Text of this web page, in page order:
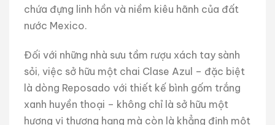
chứa đựng linh hồn và niềm kiêu hãnh của đất
nước Mexico.
Đối với những nhà sưu tầm rượu xách tay sành
sỏi, việc sở hữu một chai Clase Azul – đặc biệt
là dòng Reposado với thiết kế bình gốm trắng
xanh huyền thoại – không chỉ là sở hữu một
hương vị thượng hạng mà còn là khẳng định một